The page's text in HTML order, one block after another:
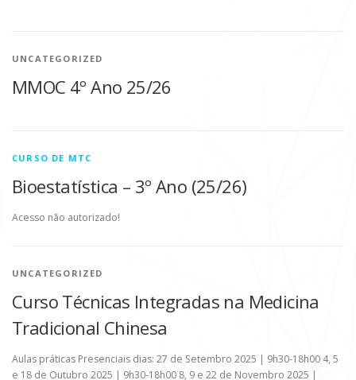
UNCATEGORIZED
MMOC 4º Ano 25/26
CURSO DE MTC
Bioestatística – 3º Ano (25/26)
Acesso não autorizado!
UNCATEGORIZED
Curso Técnicas Integradas na Medicina
Tradicional Chinesa
Aulas práticas Presenciais dias: 27 de Setembro 2025 | 9h30-18h00 4, 5
e 18 de Outubro 2025 | 9h30-18h00 8, 9 e 22 de Novembro 2025 |